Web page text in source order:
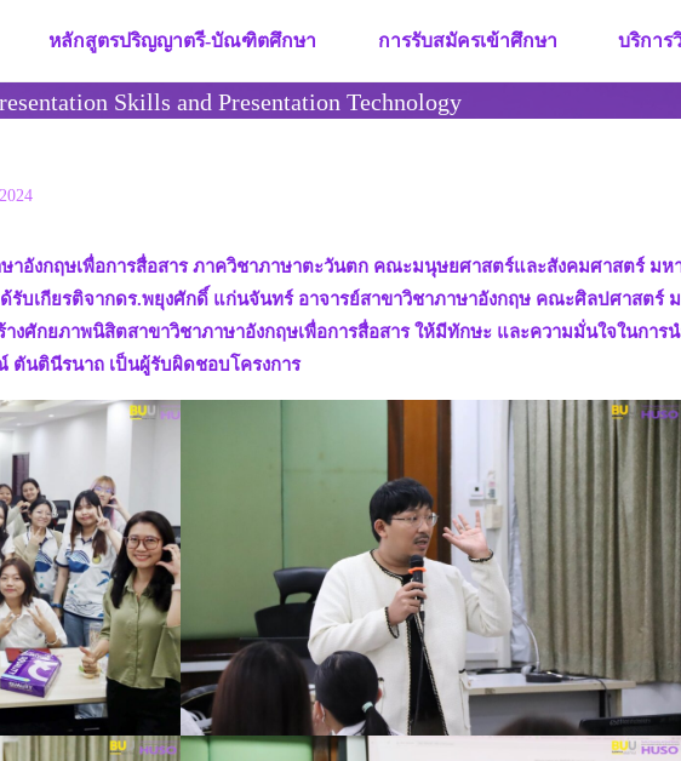
หลักสูตรปริญญาตรี-บัณฑิตศึกษา การรับสมัครเข้าศึกษา บริการ
Skills and Presentation Technology
าอังกฤษเพื่อการสื่อสาร ภาควิชาภาษาตะวันตก คณะมนุษยศาสตร์และสังคมศาสตร์ มห
ได้รับเกียรติจากดร.พยุงศักดิ์ แก่นจันทร์ อาจารย์สาขาวิชาภาษาอังกฤษ คณะศิลปศาสตร์
างศักยภาพนิสิตสาขาวิชาภาษาอังกฤษเพื่อการสื่อสาร ให้มีทักษะ และความมั่นใจในกา
ตันตินีรนาถ เป็นผู้รับผิดชอบโครงการ